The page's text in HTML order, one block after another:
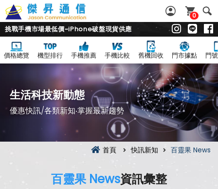
0
挑戰手機市場最低價~iPhone破盤現貨供應
價格總覽 機型排行 手機推薦 手機比較 舊機回收 門市據點 門
生活科技新動態
優惠快訊/各類新知‧掌握最新趨勢
首頁 快訊新知 百靈果 News
百靈果 News資訊彙整